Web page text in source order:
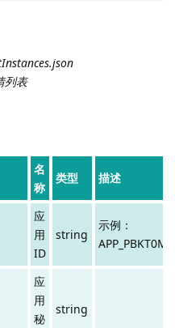
列表
名
称
类型 描述
应
用
ID
string
示例：
应
用
秘
string